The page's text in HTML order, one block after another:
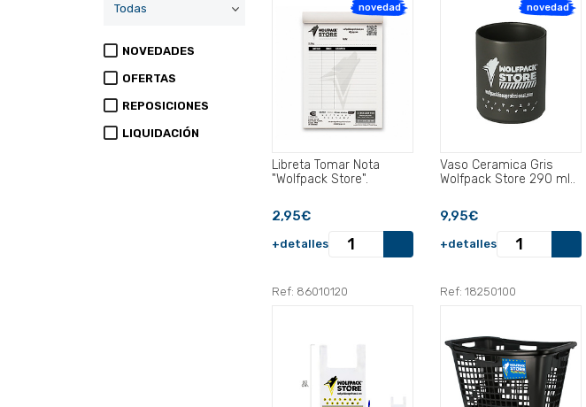
NOVEDADES
OFERTAS
REPOSICIONES
LIQUIDACIÓN
novedad
Libreta Tomar Nota
"Wolfpack Store".
2,95€
+detalles
novedad
Vaso Ceramica Gris
Wolfpack Store 290 ml..
9,95€
+detalles
Ref: 86010120 Ref: 18250100